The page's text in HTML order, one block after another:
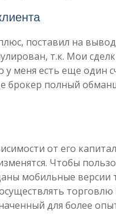
поставил на
т.к. Мои
меня есть еще один
брокер полный
от его
Чтобы
мобильные версии
торговлю
для более